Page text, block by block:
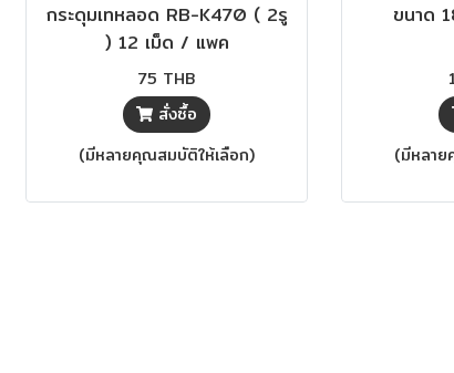
กระดุมเทหลอด RB-K470 ( 2รู
) 12 เม็ด / แพค
75 THB
สั่งซื้อ
(มีหลายคุณสมบัติให้เลือก)
ขนาด
(มีหลา